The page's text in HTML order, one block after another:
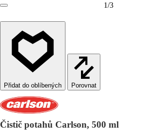
1/3
Porovnat
Čistič potahů Carlson, 500 ml